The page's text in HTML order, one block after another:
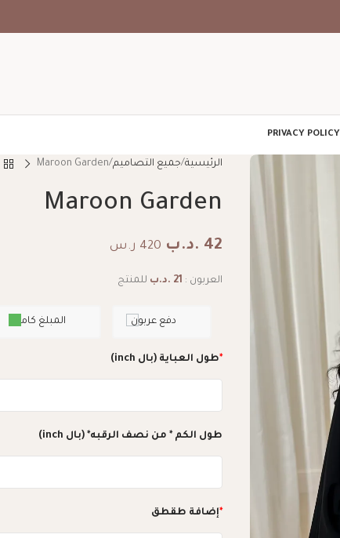
PRIVACY POLICY
الرئيسية جميع التصاميم Maroon Garden
Maroon Garden
42 .د.ب 420 ر.س
العربون : 21 .د.ب للمنتج
المبلغ كامل دفع عربون
*طول العباية (بال inch)
طول الكم * من نصف الرقبه* (بال inch)
*إضافة طقطق